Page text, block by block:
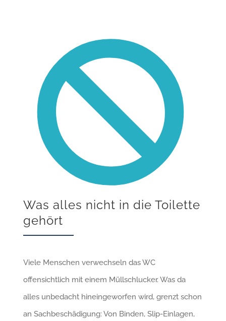
Was alles nicht in die Toilette
gehört
Viele Menschen verwechseln das WC
offensichtlich mit einem Müllschlucker. Was da
alles unbedacht hineingeworfen wird, grenzt schon
an Sachbeschädigung: Von Binden, Slip-Einlagen,